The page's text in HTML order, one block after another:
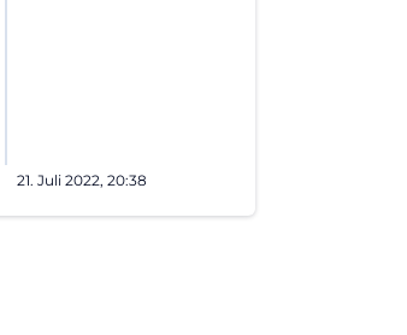
21. Juli 2022, 20:38